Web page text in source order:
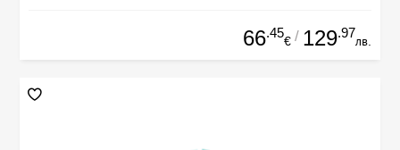
66.45
€ / 129.97
лв.